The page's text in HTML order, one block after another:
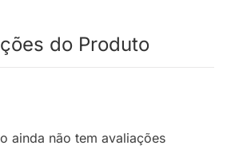
do Produto
ainda não tem avaliações